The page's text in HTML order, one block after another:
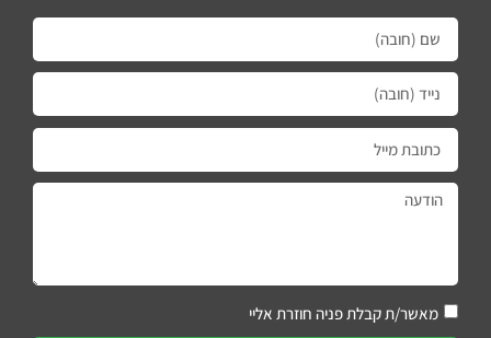
מאשר/ת קבלת פניה חוזרת אליי